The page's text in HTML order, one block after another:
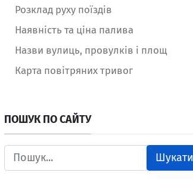
Розклад руху поїздів
Наявність та ціна палива
Назви вулиць, провулків і площ
Карта повітряних тривог
ПОШУК ПО САЙТУ
Шукати